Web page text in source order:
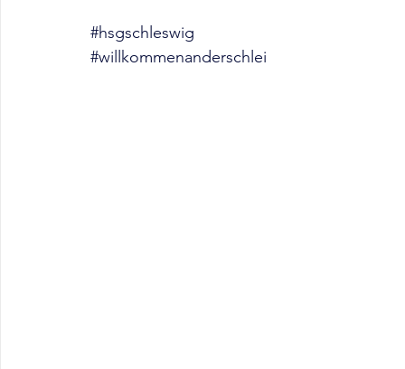
#hsgschleswig
#willkommenanderschlei